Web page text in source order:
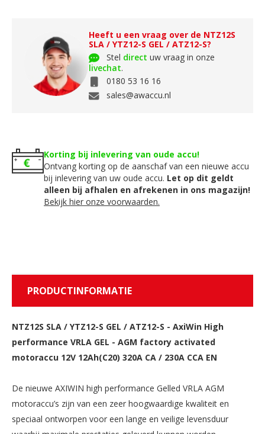
Heeft u een vraag over de NTZ12S
SLA / YTZ12-S GEL / ATZ12-S?
Stel direct uw vraag in onze
livechat.
0180 53 16 16
sales@awaccu.nl
Korting bij inlevering van oude accu!
Ontvang korting op de aanschaf van een nieuwe accu
bij inlevering van uw oude accu. Let op dit geldt
alleen bij afhalen en afrekenen in ons magazijn!
Bekijk hier onze voorwaarden.
PRODUCTINFORMATIE
NTZ12S SLA / YTZ12-S GEL / ATZ12-S - AxiWin High
performance VRLA GEL - AGM factory activated
motoraccu 12V 12Ah(C20) 320A CA / 230A CCA EN
De nieuwe AXIWIN high performance Gelled VRLA AGM
motoraccu’s zijn van een zeer hoogwaardige kwaliteit en
speciaal ontworpen voor een lange en veilige levensduur